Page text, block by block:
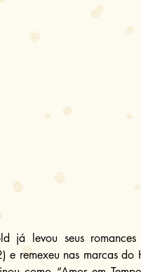
já levou seus
e remexeu nas marcas do